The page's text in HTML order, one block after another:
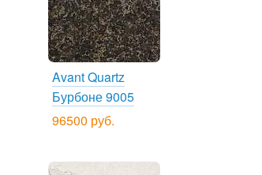
Avant Quartz
Бурбоне 9005
96500 руб.